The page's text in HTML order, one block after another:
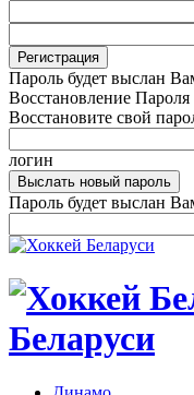
Пароль будет выслан
Восстановление Пароля
Восстановите свой
логин
Пароль будет выслан
Беларуси